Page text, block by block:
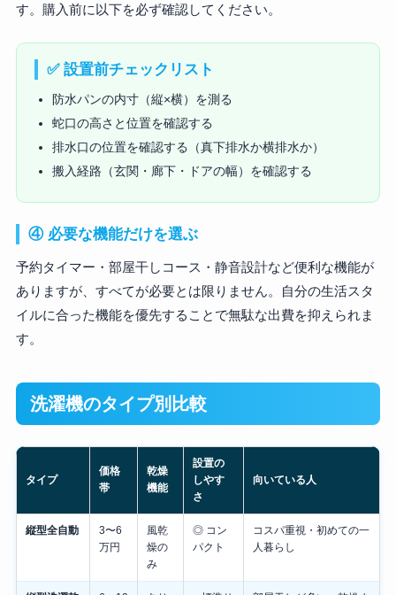
す。購入前に以下を必ず確認してください。
✅ 設置前チェックリスト
防水パンの内寸（縦×横）を測る
蛇口の高さと位置を確認する
排水口の位置を確認する（真下排水か横排水か）
搬入経路（玄関・廊下・ドアの幅）を確認する
④ 必要な機能だけを選ぶ
予約タイマー・部屋干しコース・静音設計など便利な機能が
ありますが、すべてが必要とは限りません。自分の生活スタ
イルに合った機能を優先することで無駄な出費を抑えられま
す。
洗濯機のタイプ別比較
タイプ
価格
帯
乾燥
機能
設置の
しやす
さ
向いている人
縦型全自動
3〜6
万円
風乾
燥の
み
◎ コン
パクト
コスパ重視・初めての一
人暮らし